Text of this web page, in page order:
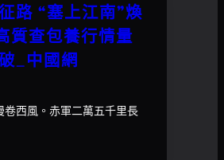
路 “塞上江南”煥
查包養行情量
_中國網
西風。赤軍二萬五千里長